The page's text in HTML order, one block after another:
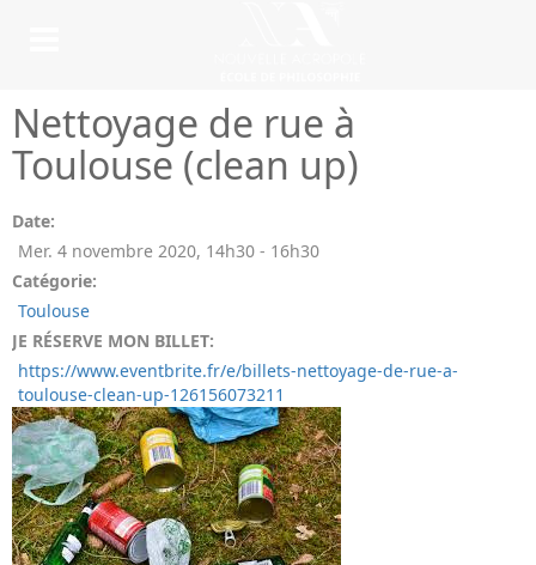
Nettoyage de rue à
Toulouse (clean up)
Date:
Mer. 4 novembre 2020, 14h30 - 16h30
Catégorie:
Toulouse
JE RÉSERVE MON BILLET:
https://www.eventbrite.fr/e/billets-nettoyage-de-rue-a-
toulouse-clean-up-126156073211